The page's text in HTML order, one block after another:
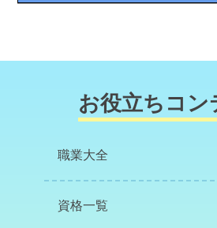
お役立ちコン
職業大全
資格一覧